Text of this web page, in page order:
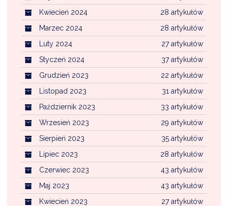
28 artykułów
Kwiecień 2024
28 artykułów
Marzec 2024
27 artykułów
Luty 2024
37 artykułów
Styczeń 2024
22 artykułów
Grudzień 2023
31 artykułów
Listopad 2023
33 artykułów
Październik 2023
29 artykułów
Wrzesień 2023
35 artykułów
Sierpień 2023
28 artykułów
Lipiec 2023
43 artykułów
Czerwiec 2023
43 artykułów
Maj 2023
27 artykułów
Kwiecień 2023